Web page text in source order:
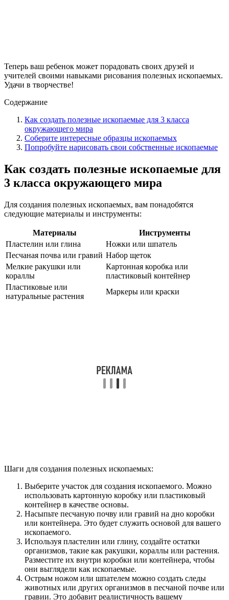
Теперь ваш ребенок может порадовать своих друзей и
учителей своими навыками рисования полезных ископаемых.
Удачи в творчестве!
Содержание
Как создать полезные ископаемые для 3 класса
окружающего мира
Соберите интересные образцы ископаемых
Попробуйте нарисовать свои собственные ископаемые
Как создать полезные ископаемые для
3 класса окружающего мира
Для создания полезных ископаемых, вам понадобятся
следующие материалы и инструменты:
Материалы
Инструменты
Пластелин или глина
Ножки или шпатель
Песчаная почва или гравий Набор щеток
Мелкие ракушки или
кораллы
Картонная коробка или
пластиковый контейнер
Пластиковые или
натуральные растения
Маркеры или краски
Шаги для создания полезных ископаемых:
Выберите участок для создания ископаемого. Можно
использовать картонную коробку или пластиковый
контейнер в качестве основы.
Насыпьте песчаную почву или гравий на дно коробки
или контейнера. Это будет служить основой для вашего
ископаемого.
Используя пластелин или глину, создайте остатки
организмов, такие как ракушки, кораллы или растения.
Разместите их внутри коробки или контейнера, чтобы
они выглядели как ископаемые.
Острым ножом или шпателем можно создать следы
животных или других организмов в песчаной почве или
гравии. Это добавит реалистичность вашему